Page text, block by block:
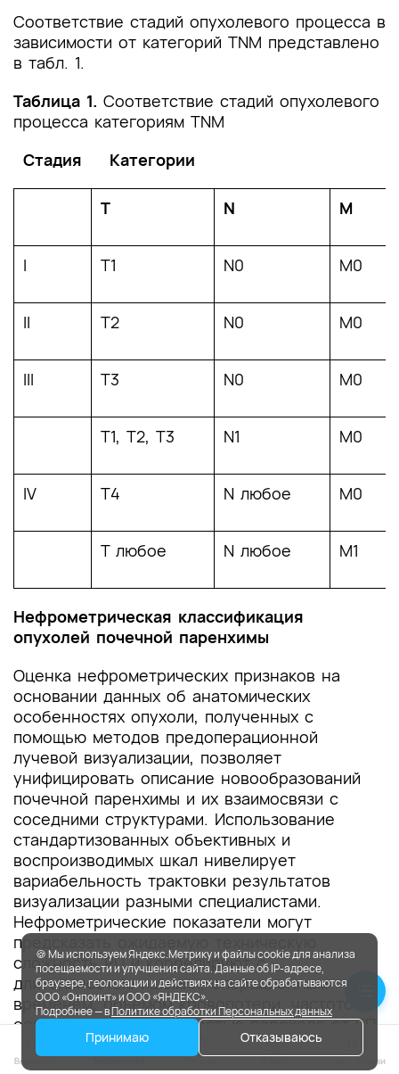
Соответствие стадий опухолевого процесса в
зависимости от категорий TNM представлено
в табл. 1.
Таблица 1. Соответствие стадий опухолевого
процесса категориям TNM
Стадия
Категории
T N M
I T1 N0 M0
II T2 N0 M0
III T3 N0 M0
T1, T2, T3 N1 M0
IV T4 N любое M0
T любое N любое M1
Нефрометрическая классификация
опухолей почечной паренхимы
Оценка нефрометрических признаков на
основании данных об анатомических
особенностях опухоли, полученных с
помощью методов предоперационной
лучевой визуализации, позволяет
унифицировать описание новообразований
почечной паренхимы и их взаимосвязи с
соседними структурами. Использование
стандартизованных объективных и
воспроизводимых шкал нивелирует
вариабельность трактовки результатов
визуализации разными специалистами.
Нефрометрические показатели могут
предсказать ожидаемую техническую
сложность РП и коррелируют с
длительностью ишемии, операционным
временем, объемом кровопотери, частотой
осложнений и вероятностью перехода от РП
к РН. Нефрометрические шкалы могут помочь
в принятии клинических решений в
🍪 Мы используем Яндекс.Метрику и файлы cookie для анализа
посещаемости и улучшения сайта. Данные об IP-адресе,
браузере, геолокации и действиях на сайте обрабатываются
ООО «Онпоинт» и ООО «ЯНДЕКС».
Подробнее — вПолитике обработки Персональных данных
Принимаю Отказываюсь